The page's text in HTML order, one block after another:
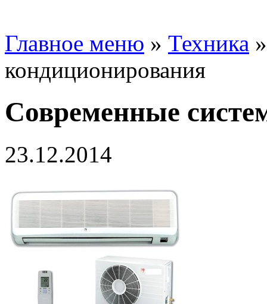
Главное меню » Техника
кондиционирования
Современные
23.12.2014